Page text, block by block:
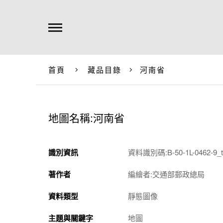
首頁 藏品目錄 河南省
地圖名稱:河南省
識別資訊 資料識別碼:B-50-1L-0462-
著作者 編繪者:交通部郵政總局
資料類型 靜態圖像
主題與關鍵字 地圖